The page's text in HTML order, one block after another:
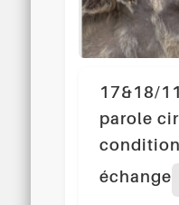
17&18/
parole
échange